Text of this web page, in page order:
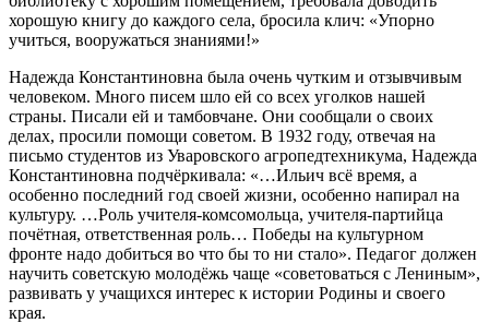
хорошую книгу до каждого села, бросила клич: «Упорно
учиться, вооружаться знаниями!»
Надежда Константиновна была очень чутким и отзывчивым
человеком. Много писем шло ей со всех уголков нашей
страны. Писали ей и тамбовчане. Они сообщали о своих
делах, просили помощи советом. В 1932 году, отвечая на
письмо студентов из Уваровского агропедтехникума, Надежда
Константиновна подчёркивала: «…Ильич всё время, а
особенно последний год своей жизни, особенно напирал на
культуру. …Роль учителя-комсомольца, учителя-партийца
почётная, ответственная роль… Победы на культурном
фронте надо добиться во что бы то ни стало». Педагог должен
научить советскую молодёжь чаще «советоваться с Лениным»,
развивать у учащихся интерес к истории Родины и своего
края.